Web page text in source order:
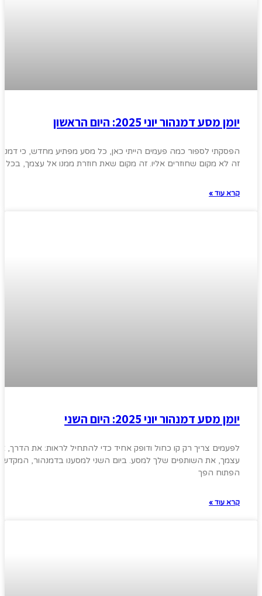
יומן מסע דמנהור יוני 2025: היום הראשון
הפסקתי לספור כמה פעמים הייתי כאן, כל מסע מפתיע מחדש, כי
זה לא מקום שחוזרים אליו. זה מקום שאת חוזרת ממנו אל עצמך, בכל
קרא עוד »
יומן מסע דמנהור יוני 2025: היום השני
לפעמים צריך רק קו כחול ודופק אחיד כדי להתחיל לראות: את הדרך,
עצמך, את השותפים שלך למסע. ביום השני למסענו בדמנהור, המקדש
הפתוח הפך
קרא עוד »